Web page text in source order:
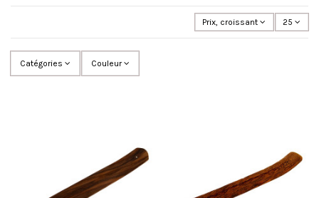
Prix, croissant 25
Catégories Couleur